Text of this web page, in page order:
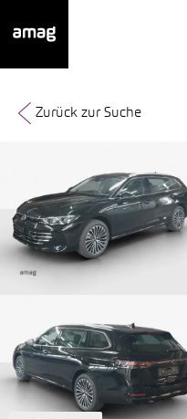
Zurück zur Suche